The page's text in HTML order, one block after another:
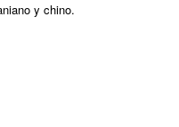
y chino.